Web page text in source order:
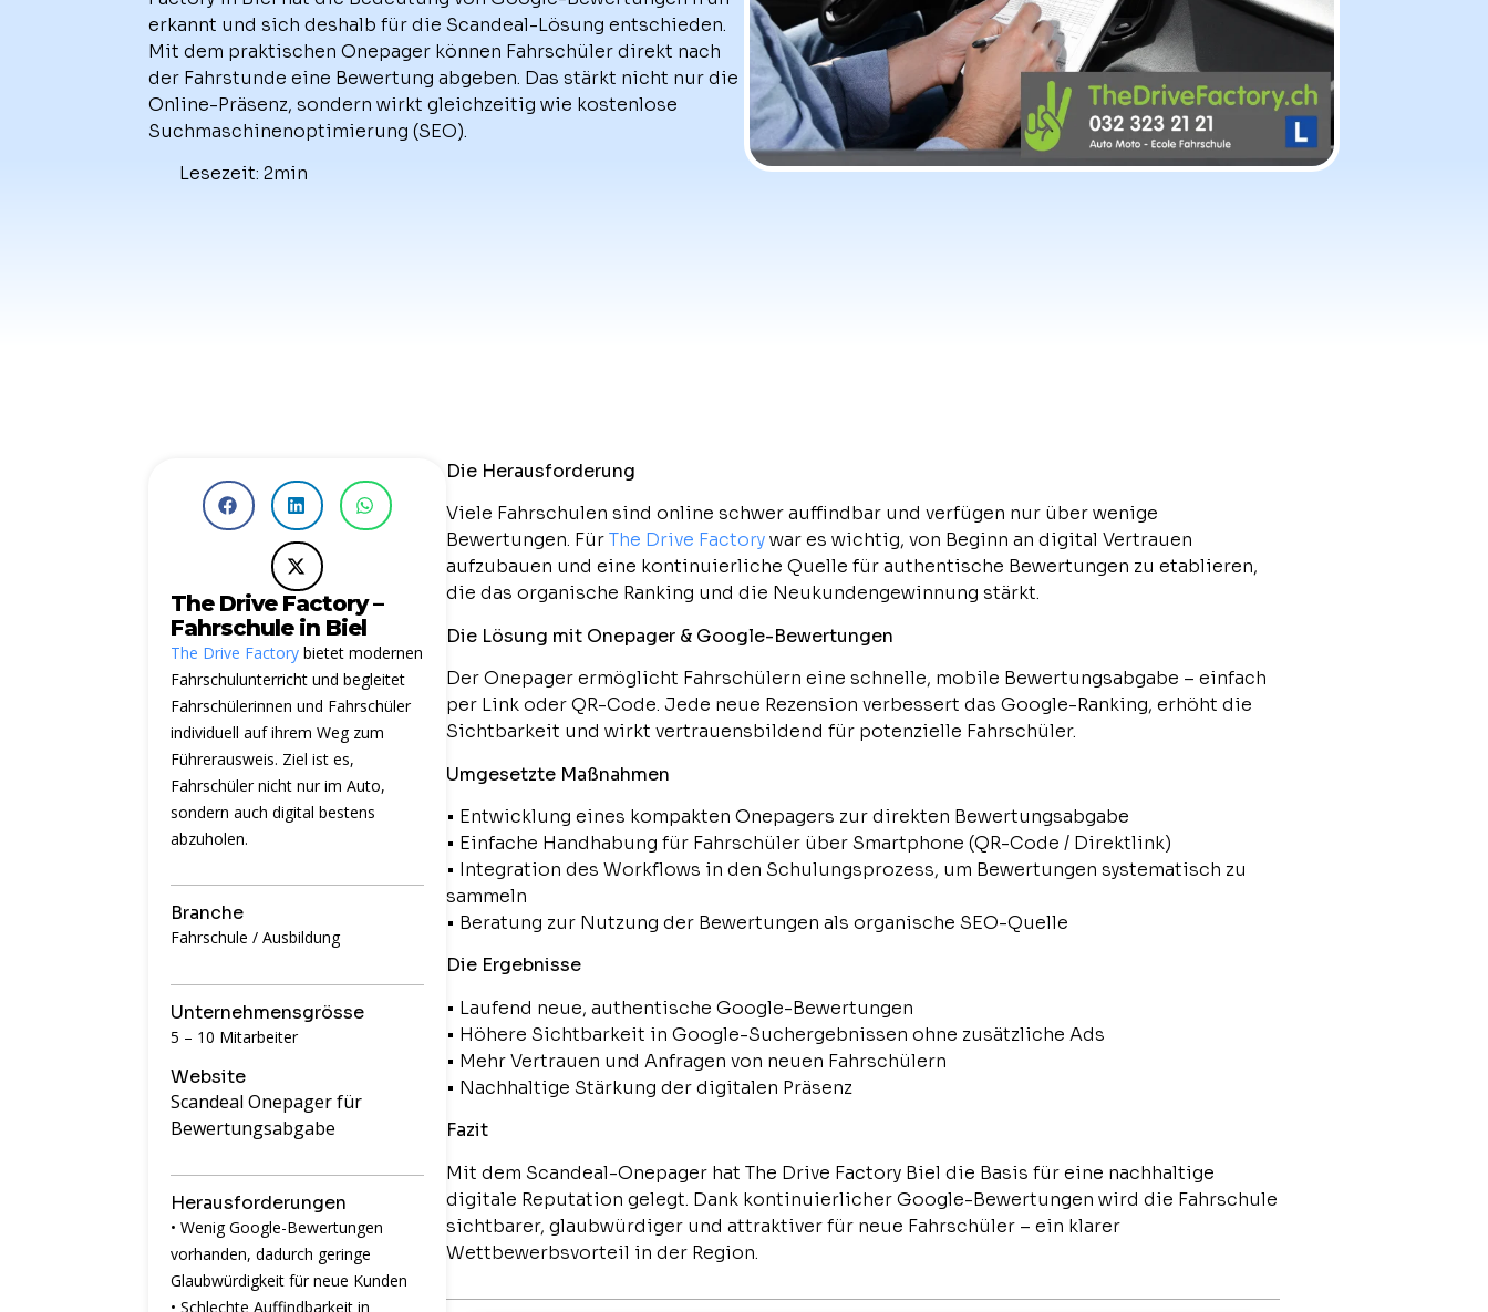
erkannt und sich deshalb für die Scandeal-Lösung entschieden.
Mit dem praktischen Onepager können Fahrschüler direkt nach
der Fahrstunde eine Bewertung abgeben. Das stärkt nicht nur die
Online-Präsenz, sondern wirkt gleichzeitig wie kostenlose
Suchmaschinenoptimierung (SEO).
Lesezeit: 2min
The Drive Factory –
Fahrschule in Biel
The Drive Factory bietet modernen
Fahrschulunterricht und begleitet
Fahrschülerinnen und Fahrschüler
individuell auf ihrem Weg zum
Führerausweis. Ziel ist es,
Fahrschüler nicht nur im Auto,
sondern auch digital bestens
abzuholen.
Branche
Fahrschule / Ausbildung
Unternehmensgrösse
5 – 10 Mitarbeiter
Website
Scandeal Onepager für
Bewertungsabgabe
Herausforderungen
• Wenig Google-Bewertungen
vorhanden, dadurch geringe
Glaubwürdigkeit für neue Kunden
• Schlechte Auffindbarkeit in
Die Herausforderung
Viele Fahrschulen sind online schwer auffindbar und verfügen nur über wenige
Bewertungen. FürThe Drive Factorywar es wichtig, von Beginn an digital Vertrauen
aufzubauen und eine kontinuierliche Quelle für authentische Bewertungen zu etablieren,
die das organische Ranking und die Neukundengewinnung stärkt.
Die Lösung mit Onepager & Google-Bewertungen
Der Onepager ermöglicht Fahrschülern eine schnelle, mobile Bewertungsabgabe – einfach
per Link oder QR-Code. Jede neue Rezension verbessert das Google-Ranking, erhöht die
Sichtbarkeit und wirkt vertrauensbildend für potenzielle Fahrschüler.
Umgesetzte Maßnahmen
• Entwicklung eines kompakten Onepagers zur direkten Bewertungsabgabe
• Einfache Handhabung für Fahrschüler über Smartphone (QR-Code / Direktlink)
• Integration des Workflows in den Schulungsprozess, um Bewertungen systematisch zu
sammeln
• Beratung zur Nutzung der Bewertungen als organische SEO-Quelle
Die Ergebnisse
• Laufend neue, authentische Google-Bewertungen
• Höhere Sichtbarkeit in Google-Suchergebnissen ohne zusätzliche Ads
• Mehr Vertrauen und Anfragen von neuen Fahrschülern
• Nachhaltige Stärkung der digitalen Präsenz
Fazit
Mit dem Scandeal-Onepager hat The Drive Factory Biel die Basis für eine nachhaltige
digitale Reputation gelegt. Dank kontinuierlicher Google-Bewertungen wird die Fahrschule
sichtbarer, glaubwürdiger und attraktiver für neue Fahrschüler – ein klarer
Wettbewerbsvorteil in der Region.